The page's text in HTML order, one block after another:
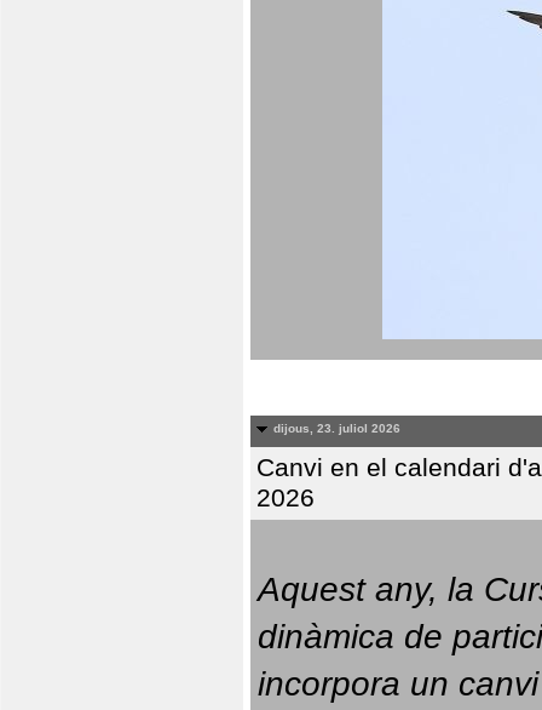
dijous, 23. juliol 2026
Canvi en el calendari
2026
Aquest any, la
dinàmica de
incorpora un